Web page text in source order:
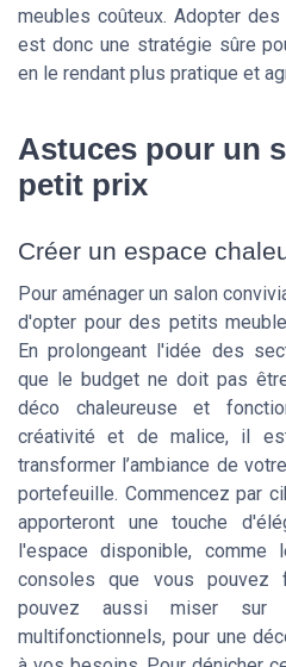
meubles coûteux. Adopter
est donc une stratégie sûre
en le rendant plus pratique et
Astuces pour un
petit prix
Créer un espace
Pour aménager un salon
d'opter pour des petits
En prolongeant l'idée des
que le budget ne doit pas
déco chaleureuse et
créativité et de malice, il
transformer l’ambiance de
portefeuille. Commencez par
apporteront une touche
l'espace disponible,
consoles que vous pouvez
pouvez aussi miser sur
multifonctionnels, pour une